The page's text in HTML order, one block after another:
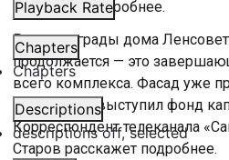
Playback Rate
Chapters
Chapters
Descriptions
descriptions off, selected
расскажет подробнее.
Ремонт ограды дома
продолжается — это
всего комплекса. Фасад уже
заказчиком выступил фонд
Корреспондент телеканала
Старов расскажет подробнее.